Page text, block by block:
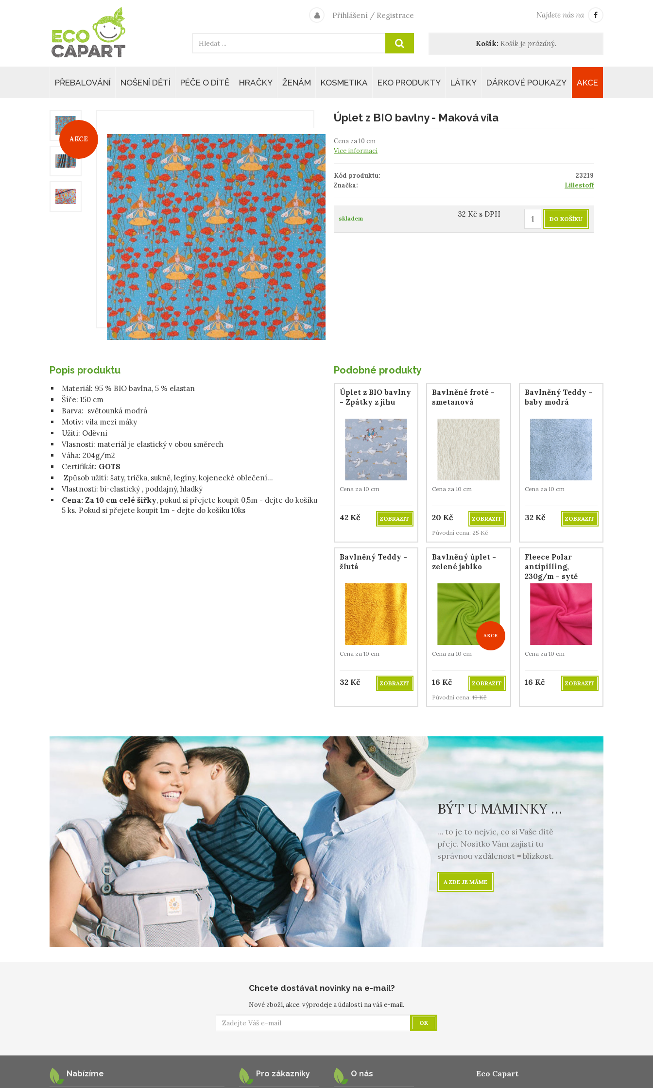
Přihlášení / Registrace Najdete nás na
Košík: Košík je prázdný.
PŘEBALOVÁNÍ NOŠENÍ DĚTÍ PÉČE O DÍTĚ HRAČKY ŽENÁM KOSMETIKA EKO PRODUKTY LÁTKY DÁRKOVÉ POUKAZY AKCE
AKCE
Úplet z BIO bavlny - Maková víla
Cena za 10 cm
Více informací
Kód produktu:
23219
Značka:
Lillestoff
skladem 32 Kč s DPH
DO KOŠÍKU
Popis produktu
Materiál: 95 % BIO bavlna, 5 % elastan
Šíře: 150 cm
Barva: světounká modrá
Motiv: víla mezi máky
Užití: Oděvní
Vlasnosti: materiál je elastický v obou směrech
Váha: 204g/m2
Certifikát: GOTS
Způsob užití: šaty, trička, sukně, legíny, kojenecké oblečení...
Vlastnosti: bi-elastický , poddajný, hladký
Cena: Za 10 cm celé šířky, pokud si přejete koupit 0,5m - dejte do košíku
5 ks. Pokud si přejete koupit 1m - dejte do košíku 10ks
Podobné produkty
Úplet z BIO bavlny
- Zpátky z jihu
Cena za 10 cm
42 Kč ZOBRAZIT
Bavlněné froté -
smetanová
Cena za 10 cm
20 Kč
ZOBRAZIT
Původní cena:25 Kč
Bavlněný Teddy -
baby modrá
Cena za 10 cm
32 Kč ZOBRAZIT
Bavlněný Teddy -
žlutá
Cena za 10 cm
32 Kč ZOBRAZIT
Bavlněný úplet -
zelené jablko
AKCE
Cena za 10 cm
16 Kč
ZOBRAZIT
Původní cena:19 Kč
Fleece Polar
antipilling,
230g/m - sytě
růžový
Cena za 10 cm
16 Kč ZOBRAZIT
BÝT U MAMINKY …
… to je to nejvíc, co si Vaše dítě
přeje. Nosítko Vám zajistí tu
správnou vzdálenost = blízkost.
A ZDE JE MÁME
Chcete dostávat novinky na e-mail?
Nové zboží, akce, výprodeje a údalosti na váš e-mail.
OK
Nabízíme Pro zákazníky O nás Eco Capart